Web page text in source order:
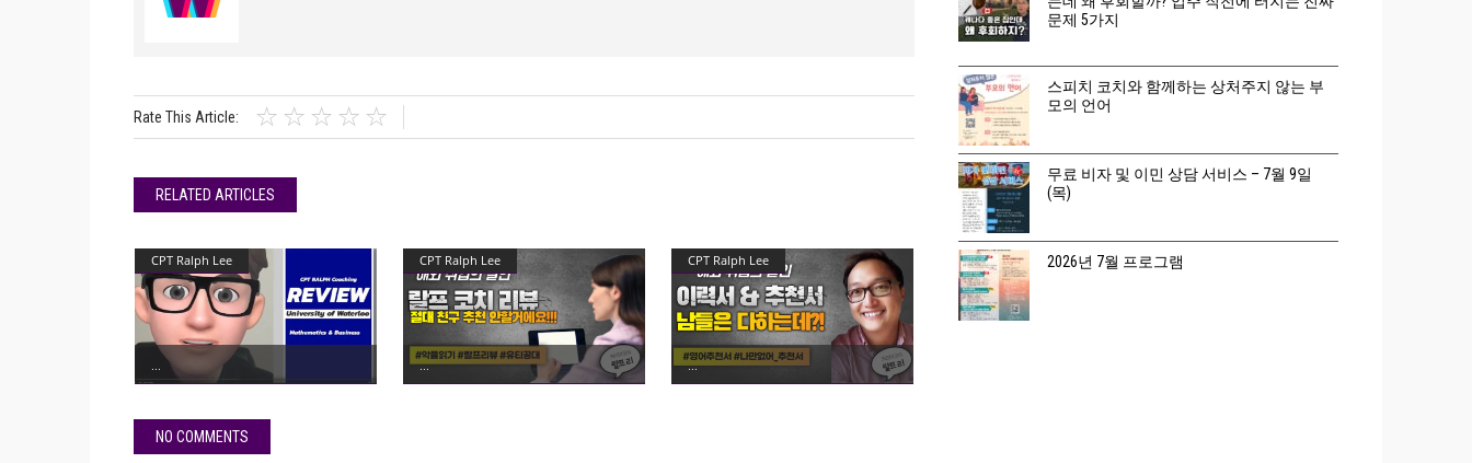
Rate This Article:
RELATED ARTICLES
CPT Ralph Lee CPT Ralph Lee CPT Ralph Lee
NO COMMENTS
문제 5가지
스피치 코치와 함께하는 상처주지 않는 부
모의 언어
무료 비자 및 이민 상담 서비스 – 7월 9일
(목)
2026년 7월 프로그램